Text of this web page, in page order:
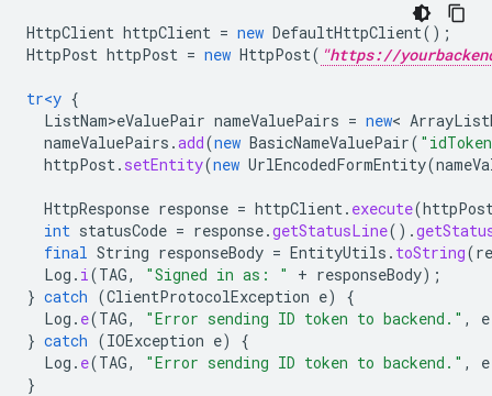
HttpClient httpClient = new DefaultHttpClient();
HttpPost httpPost = new HttpPost( "https://
tr<y {
ListNam>eValuePair nameValuePairs = new<
nameValuePairs .add(new BasicNameValuePair(
httpPost. setEntity(new UrlEncodedFormEntity(
HttpResponse response = httpClient. execute(
int statusCode = response.getStatusLine().
final String responseBody = EntityUtils . toString(
Log . i(TAG, "Signed in as: " + responseBody);
} catch (ClientProtocolException e)
{
Log . e(TAG, "Error sending ID token to backend." , e
} catch (IOException e)
{
Log . e(TAG, "Error sending ID token to backend." , e
}